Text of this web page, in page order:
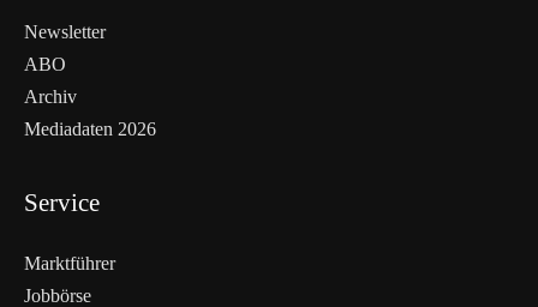
Newsletter
ABO
Archiv
Mediadaten 2026
Service
Marktführer
Jobbörse